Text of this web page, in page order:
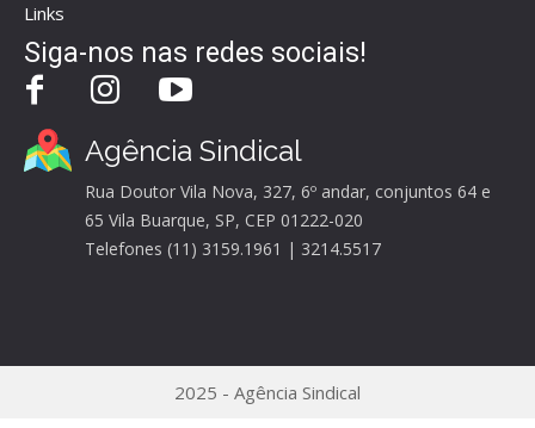
Links
Siga-nos nas redes sociais!
Agência Sindical
Rua Doutor Vila Nova, 327, 6º andar, conjuntos 64 e
65 Vila Buarque, SP, CEP 01222-020
Telefones (11) 3159.1961 | 3214.5517
2025 - Agência Sindical